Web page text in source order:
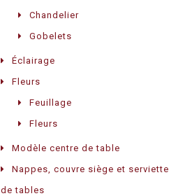
Chandelier
Gobelets
Éclairage
Fleurs
Feuillage
Fleurs
Modèle centre de table
Nappes, couvre siège et serviette
de tables